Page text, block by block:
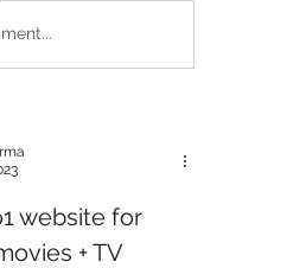
website for
+ TV